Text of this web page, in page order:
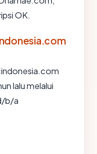
OK.
lalu melalui
b/a